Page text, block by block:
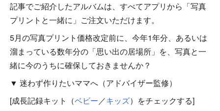
記事でご紹介したアルバムは、すべてアプリから「写真
プリントと一緒に」ご注文いただけます。
5月の写真プリント価格改定前に、今年1年分、あるいは
溜まっている数年分の「思い出の居場所」を、写真と一
緒に今のうちに確保しておきませんか？
▼ 迷わず作りたいママへ（アドバイザー監修）
[成長記録キット（ベビー／キッズ）をチェックする]